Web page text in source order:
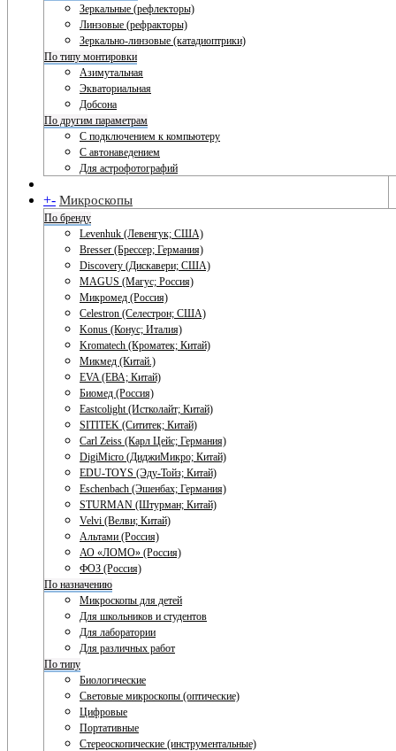
Зеркальные (рефлекторы)
Линзовые (рефракторы)
Зеркально-линзовые (катадиоптрики)
По типу монтировки
Азимутальная
Экваториальная
Добсона
По другим параметрам
С подключением к компьютеру
С автонаведением
Для астрофотографий
+- Микроскопы
По бренду
Levenhuk (Левенгук; США)
Bresser (Брессер; Германия)
Discovery (Дискавери; США)
MAGUS (Магус; Россия)
Микромед (Россия)
Celestron (Селестрон; США)
Konus (Конус; Италия)
Kromatech (Кроматек; Китай)
Микмед (Китай.)
EVA (ЕВА; Китай)
Биомед (Россия)
Eastcolight (Истколайт; Китай)
SITITEK (Сититек; Китай)
Carl Zeiss (Карл Цейс; Германия)
DigiMicro (ДиджиМикро; Китай)
EDU-TOYS (Эду-Тойз; Китай)
Eschenbach (Эшенбах; Германия)
STURMAN (Штурман; Китай)
Velvi (Велви; Китай)
Альтами (Россия)
АО «ЛОМО» (Россия)
ФОЗ (Россия)
По назначению
Микроскопы для детей
Для школьников и студентов
Для лаборатории
Для различных работ
По типу
Биологические
Световые микроскопы (оптические)
Цифровые
Портативные
Стереоскопические (инструментальные)